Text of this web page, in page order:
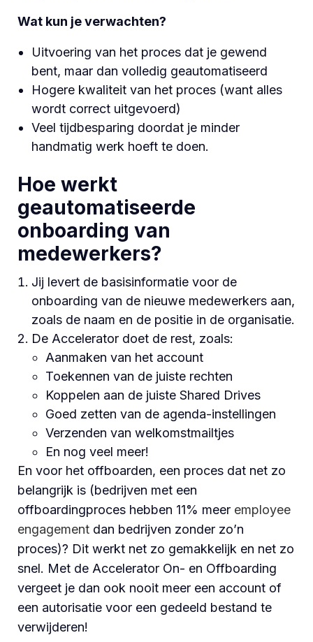
Wat kun je verwachten?
Uitvoering van het proces dat je gewend
bent, maar dan volledig geautomatiseerd
Hogere kwaliteit van het proces (want alles
wordt correct uitgevoerd)
Veel tijdbesparing doordat je minder
handmatig werk hoeft te doen.
Hoe werkt
geautomatiseerde
onboarding van
medewerkers?
Jij levert de basisinformatie voor de
onboarding van de nieuwe medewerkers aan,
zoals de naam en de positie in de organisatie.
De Accelerator doet de rest, zoals:
Aanmaken van het account
Toekennen van de juiste rechten
Koppelen aan de juiste Shared Drives
Goed zetten van de agenda-instellingen
Verzenden van welkomstmailtjes
En nog veel meer!
En voor het offboarden, een proces dat net zo
belangrijk is (bedrijven met een
offboardingproces hebben 11% meer employee
engagement dan bedrijven zonder zo’n
proces)? Dit werkt net zo gemakkelijk en net zo
snel. Met de Accelerator On- en Offboarding
vergeet je dan ook nooit meer een account of
een autorisatie voor een gedeeld bestand te
verwijderen!